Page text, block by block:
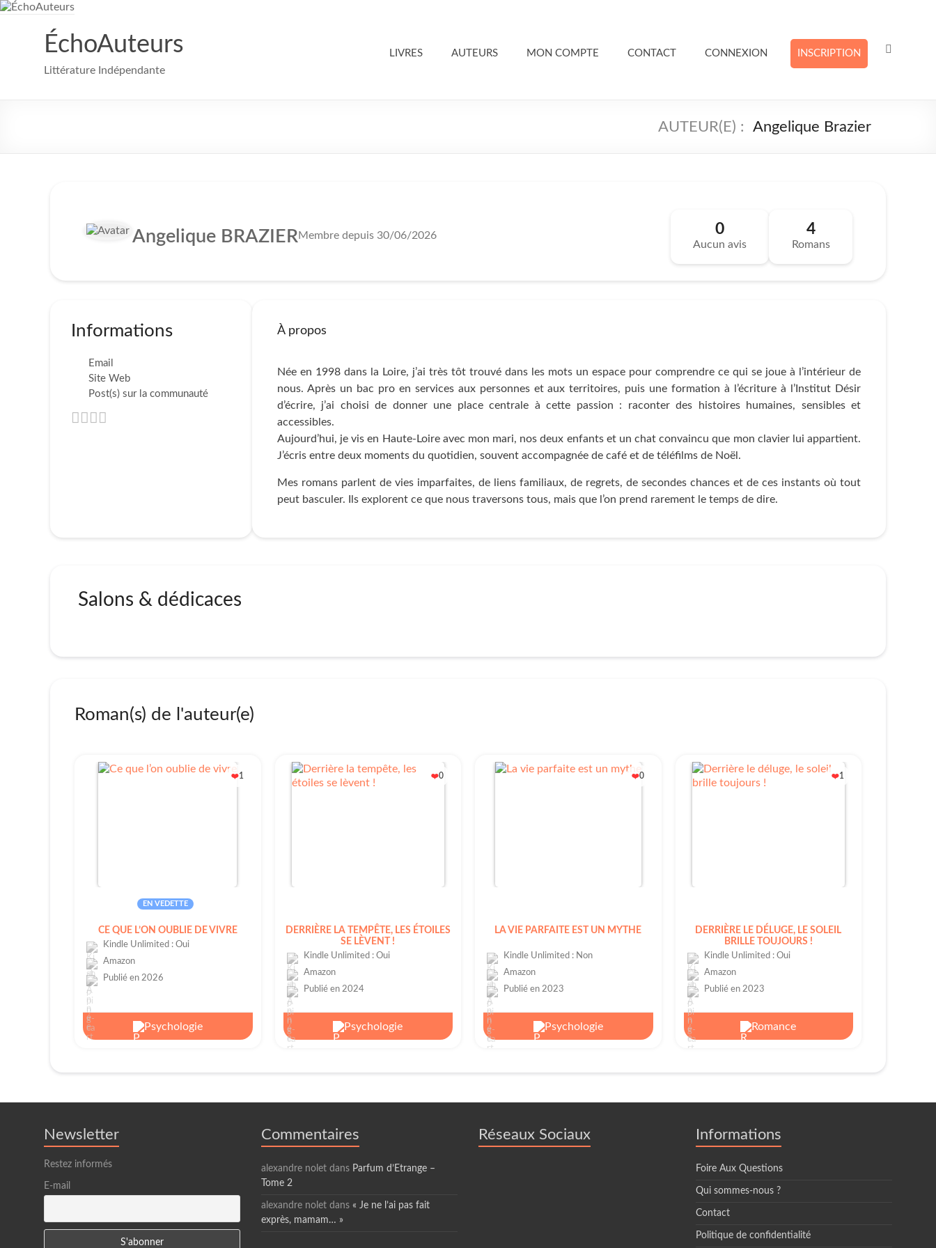
Aller
ÉchoAuteurs
Littérature Indépendante
LIVRES AUTEURS MON COMPTE CONTACT CONNEXION INSCRIPTION
Angelique Brazier
Angelique BRAZIER Membre depuis 30/06/2026 0
Aucun avis
4
Romans
Informations
Email
Site Web
Post(s) sur la communauté
À propos
Née en 1998 dans la Loire, j’ai très tôt trouvé dans les mots un espace pour comprendre ce qui se joue à l’intérieur de
nous. Après un bac pro en services aux personnes et aux territoires, puis une formation à l’écriture à l’Institut Désir
d’écrire, j’ai choisi de donner une place centrale à cette passion : raconter des histoires humaines, sensibles et
accessibles.
Aujourd’hui, je vis en Haute-Loire avec mon mari, nos deux enfants et un chat convaincu que mon clavier lui appartient.
J’écris entre deux moments du quotidien, souvent accompagnée de café et de téléfilms de Noël.
Mes romans parlent de vies imparfaites, de liens familiaux, de regrets, de secondes chances et de ces instants où tout
peut basculer. Ils explorent ce que nous traversons tous, mais que l’on prend rarement le temps de dire.
Salons & dédicaces
Roman(s) de l'auteur(e)
❤️1
EN VEDETTE
CE QUE L’ON OUBLIE DE VIVRE
Kindle Unlimited : Oui
Amazon
Publié en 2026
Psychologie
❤️0
DERRIÈRE LA TEMPÊTE, LES ÉTOILES
SE LÈVENT !
Kindle Unlimited : Oui
Amazon
Publié en 2024
Psychologie
❤️0
LA VIE PARFAITE EST UN MYTHE
Kindle Unlimited : Non
Amazon
Publié en 2023
Psychologie
❤️1
DERRIÈRE LE DÉLUGE, LE SOLEIL
BRILLE TOUJOURS !
Kindle Unlimited : Oui
Amazon
Publié en 2023
Romance
Newsletter
Restez informés
E-mail
Commentaires
alexandre nolet dans Parfum d’Etrange –
Tome 2
alexandre nolet dans « Je ne l’ai pas fait
exprès, mamam… »
Réseaux Sociaux Informations
Foire Aux Questions
Qui sommes-nous ?
Contact
Politique de confidentialité